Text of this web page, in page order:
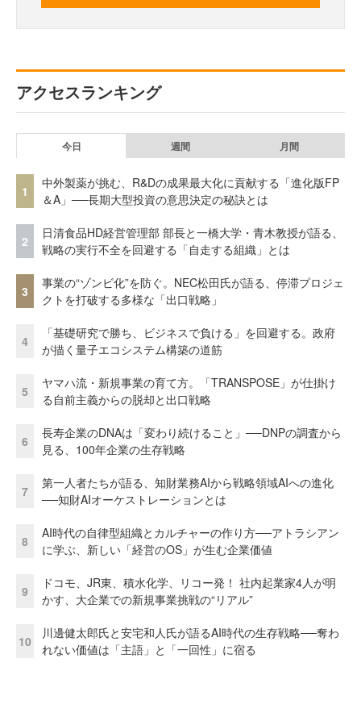
アクセスランキング
今日 週間 月間
1
中外製薬が挑む、R&Dの成果最大化に貢献する「進化版FP
＆A」──長期大型投資の意思決定の秘訣とは
2
日清食品HD経営管理部 部長と一橋大学・青木教授が語る、
戦略の実行不全を回避する「自走する組織」とは
3
事業の“ゾンビ化”を防ぐ。NEC松田氏が語る、停滞プロジェ
クトを打破する多様な「出口戦略」
4
「基礎研究で勝ち、ビジネスで負ける」を回避する。政府
が描く量子エコシステム構築の道筋
5
ヤマハ流・新規事業の育て方。「TRANSPOSE」が仕掛け
る自前主義からの脱却と出口戦略
6
長寿企業のDNAは「変わり続けること」──DNPの調査から
見る、100年企業の生存戦略
7
第一人者たちが語る、知財業務AIから戦略領域AIへの進化
──知財AIオーケストレーションとは
8
AI時代の自律型組織とカルチャーの作り方──アトラシアン
に学ぶ、新しい「経営のOS」が生む企業価値
9
ドコモ、JR東、積水化学、リコー発！ 社内起業家4人が明
かす、大企業での新規事業挑戦の“リアル”
10
川邊健太郎氏と安宅和人氏が語るAI時代の生存戦略──奪わ
れない価値は「主語」と「一回性」に宿る